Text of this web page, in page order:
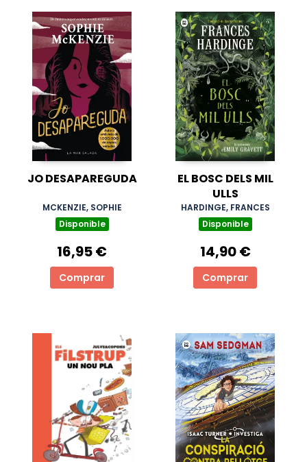
JO DESAPAREGUDA
MCKENZIE, SOPHIE
Disponible
16,95 €
Comprar
EL BOSC DELS MIL
ULLS
HARDINGE, FRANCES
Disponible
14,90 €
Comprar